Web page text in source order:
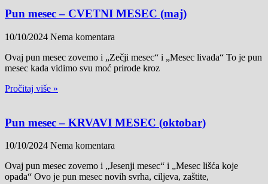
Pun mesec – CVETNI MESEC (maj)
10/10/2024 Nema komentara
Ovaj pun mesec zovemo i „Zečji mesec“ i „Mesec livada“ To je pun
mesec kada vidimo svu moć prirode kroz
Pročitaj više »
Pun mesec – KRVAVI MESEC (oktobar)
10/10/2024 Nema komentara
Ovaj pun mesec zovemo i „Jesenji mesec“ i „Mesec lišća koje
opada“ Ovo je pun mesec novih svrha, ciljeva, zaštite,